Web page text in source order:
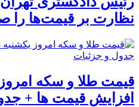
نظارت بر قیمت‌ها را
افزایش قیمت ها +